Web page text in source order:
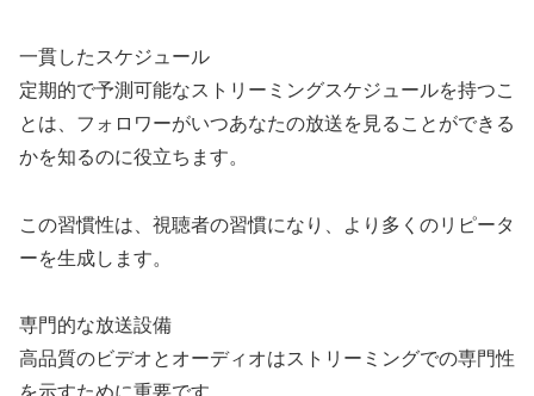
一貫したスケジュール
定期的で予測可能なストリーミングスケジュールを持つこ
とは、フォロワーがいつあなたの放送を見ることができる
かを知るのに役立ちます。
この習慣性は、視聴者の習慣になり、より多くのリピータ
ーを生成します。
専門的な放送設備
高品質のビデオとオーディオはストリーミングでの専門性